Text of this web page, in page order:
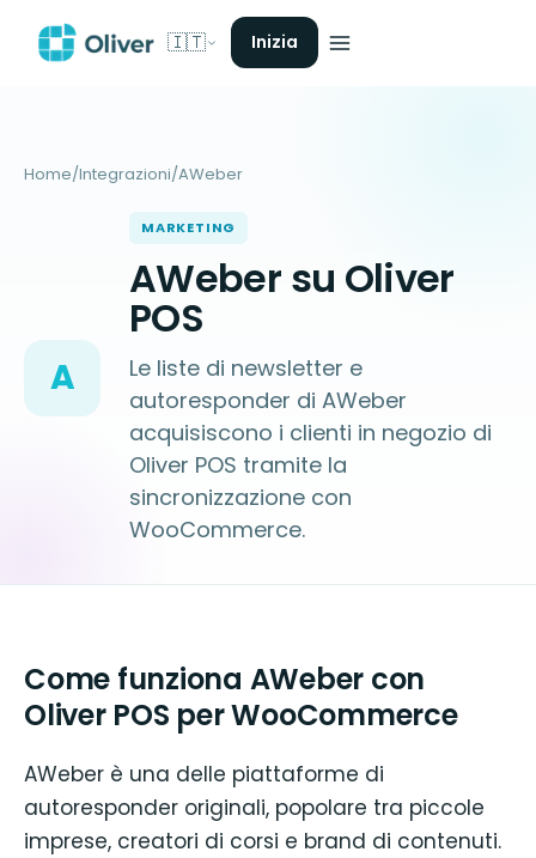
🇮🇹 Inizia
Home/Integrazioni/AWeber
A
MARKETING
AWeber su Oliver
POS
Le liste di newsletter e
autoresponder di AWeber
acquisiscono i clienti in negozio di
Oliver POS tramite la
sincronizzazione con
WooCommerce.
Come funziona AWeber con
Oliver POS per WooCommerce
AWeber è una delle piattaforme di
autoresponder originali, popolare tra piccole
imprese, creatori di corsi e brand di contenuti.